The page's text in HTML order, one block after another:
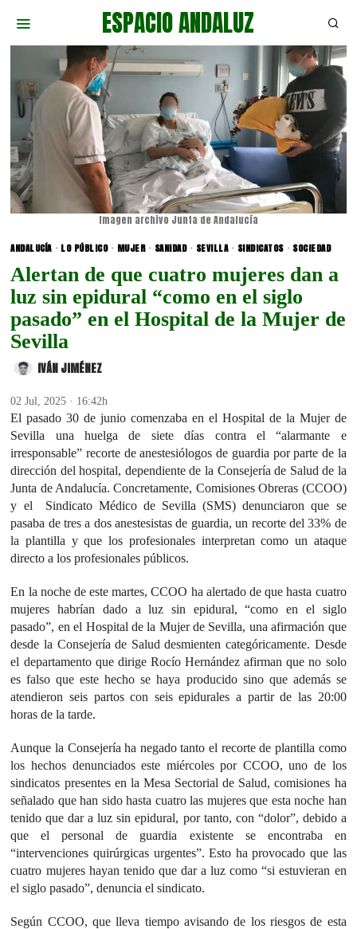
ESPACIO ANDALUZ
Imagen archivo Junta de Andalucía
ANDALUCÍA · LO PÚBLICO · MUJER · SANIDAD · SEVILLA · SINDICATOS · SOCIEDAD
Alertan de que cuatro mujeres dan a
luz sin epidural “como en el siglo
pasado” en el Hospital de la Mujer de
Sevilla
IVÁN JIMÉNEZ
02 Jul, 2025 · 16:42h
El pasado 30 de junio comenzaba en el Hospital de la Mujer de
Sevilla una huelga de siete días contra el “alarmante e
irresponsable” recorte de anestesiólogos de guardia por parte de la
dirección del hospital, dependiente de la Consejería de Salud de la
Junta de Andalucía. Concretamente, Comisiones Obreras (CCOO)
y el Sindicato Médico de Sevilla (SMS) denunciaron que se
pasaba de tres a dos anestesistas de guardia, un recorte del 33% de
la plantilla y que los profesionales interpretan como un ataque
directo a los profesionales públicos.
En la noche de este martes, CCOO ha alertado de que hasta cuatro
mujeres habrían dado a luz sin epidural, “como en el siglo
pasado”, en el Hospital de la Mujer de Sevilla, una afirmación que
desde la Consejería de Salud desmienten categóricamente. Desde
el departamento que dirige Rocío Hernández afirman que no solo
es falso que este hecho se haya producido sino que además se
atendieron seis partos con seis epidurales a partir de las 20:00
horas de la tarde.
Aunque la Consejería ha negado tanto el recorte de plantilla como
los hechos denunciados este miércoles por CCOO, uno de los
sindicatos presentes en la Mesa Sectorial de Salud, comisiones ha
señalado que han sido hasta cuatro las mujeres que esta noche han
tenido que dar a luz sin epidural, por tanto, con “dolor”, debido a
que el personal de guardia existente se encontraba en
“intervenciones quirúrgicas urgentes”. Esto ha provocado que las
cuatro mujeres hayan tenido que dar a luz como “si estuvieran en
el siglo pasado”, denuncia el sindicato.
Según CCOO, que lleva tiempo avisando de los riesgos de esta